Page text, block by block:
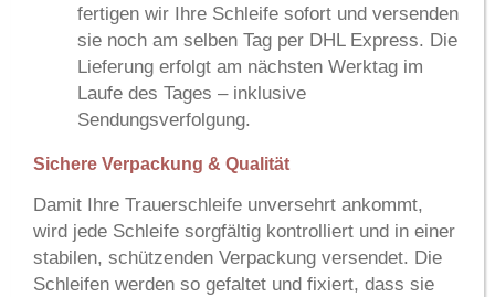
fertigen wir Ihre Schleife sofort und versenden
sie noch am selben Tag per DHL Express. Die
Lieferung erfolgt am nächsten Werktag im
Laufe des Tages – inklusive
Sendungsverfolgung.
Sichere Verpackung & Qualität
Damit Ihre Trauerschleife unversehrt ankommt,
wird jede Schleife sorgfältig kontrolliert und in einer
stabilen, schützenden Verpackung versendet. Die
Schleifen werden so gefaltet und fixiert, dass sie